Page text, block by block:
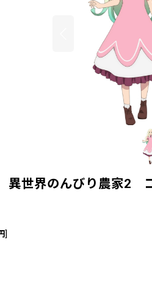
世界のんびり農家2
]